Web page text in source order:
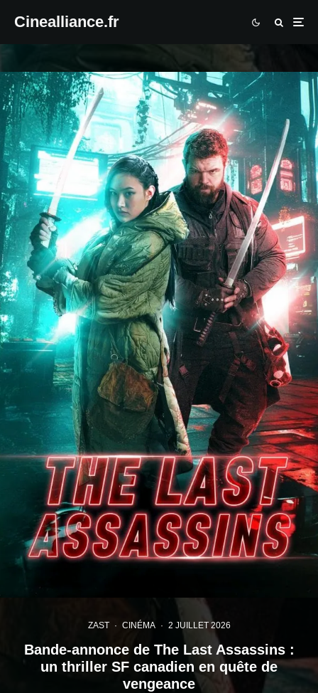
Cinealliance.fr
ZAST · CINÉMA · 2 JUILLET 2026
Bande-annonce de The Last Assassins :
un thriller SF canadien en quête de
vengeance